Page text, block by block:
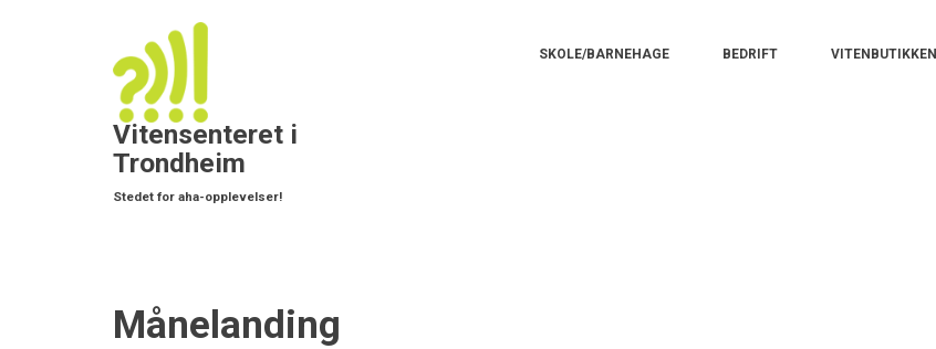
Vitensenteret i
Trondheim
Stedet for aha-opplevelser!
SKOLE/BARNEHAGE BEDRIFT VITENBUTIKKEN
Månelanding